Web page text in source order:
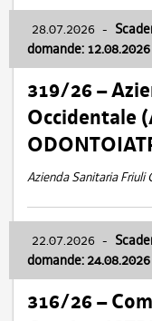
28.07.2026 -
domande: 12.08.2026
319/26 –
Occidentale
Azienda Sanitaria Friuli
22.07.2026 -
domande:
316/26 –